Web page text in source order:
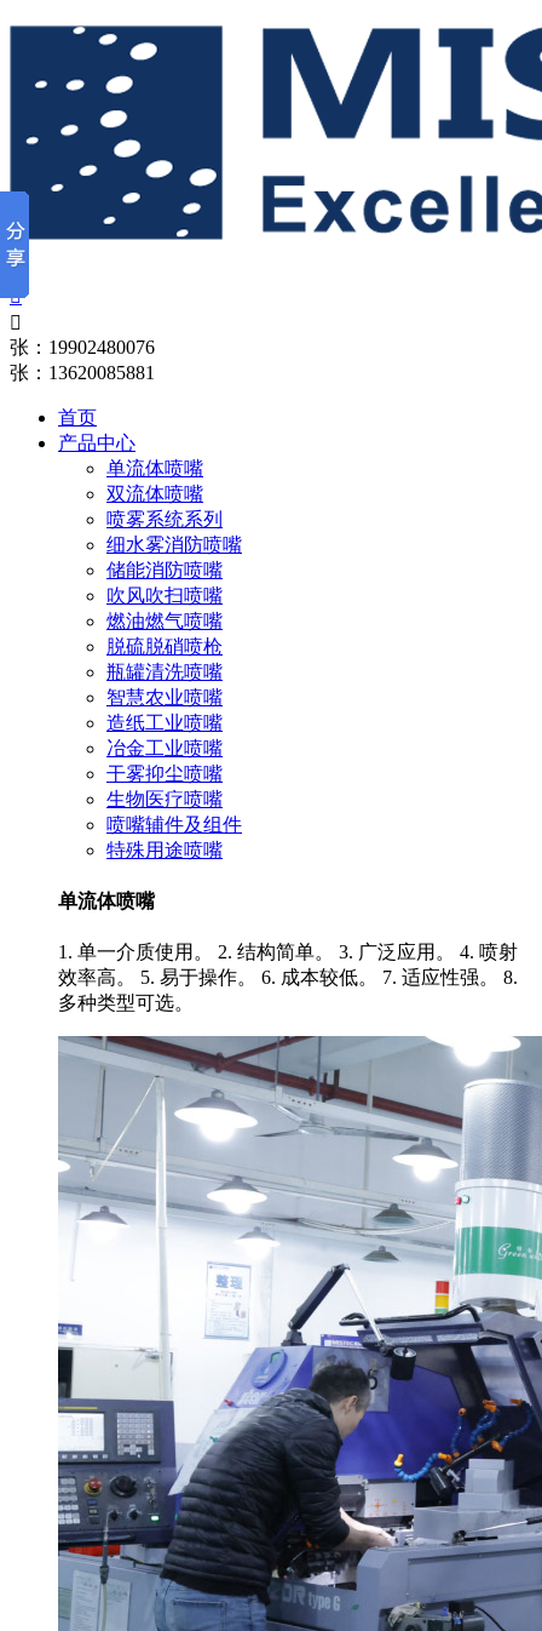


张：19902480076
张：13620085881
首页
产品中心
单流体喷嘴
双流体喷嘴
喷雾系统系列
细水雾消防喷嘴
储能消防喷嘴
吹风吹扫喷嘴
燃油燃气喷嘴
脱硫脱硝喷枪
瓶罐清洗喷嘴
智慧农业喷嘴
造纸工业喷嘴
冶金工业喷嘴
干雾抑尘喷嘴
生物医疗喷嘴
喷嘴辅件及组件
特殊用途喷嘴
单流体喷嘴
1. 单一介质使用。 2. 结构简单。 3. 广泛应用。 4. 喷射
效率高。 5. 易于操作。 6. 成本较低。 7. 适应性强。 8.
多种类型可选。